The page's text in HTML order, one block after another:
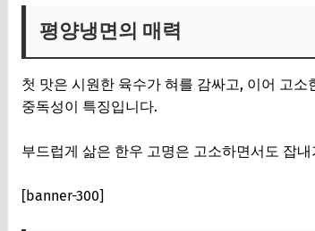
평양냉면의 매력
첫 맛은 시원한 육수가 혀를 감싸고, 이어 고
중독성이 특징입니다.
부드럽게 삶은 한우 고명은 고소하면서도 잡
[banner-300]